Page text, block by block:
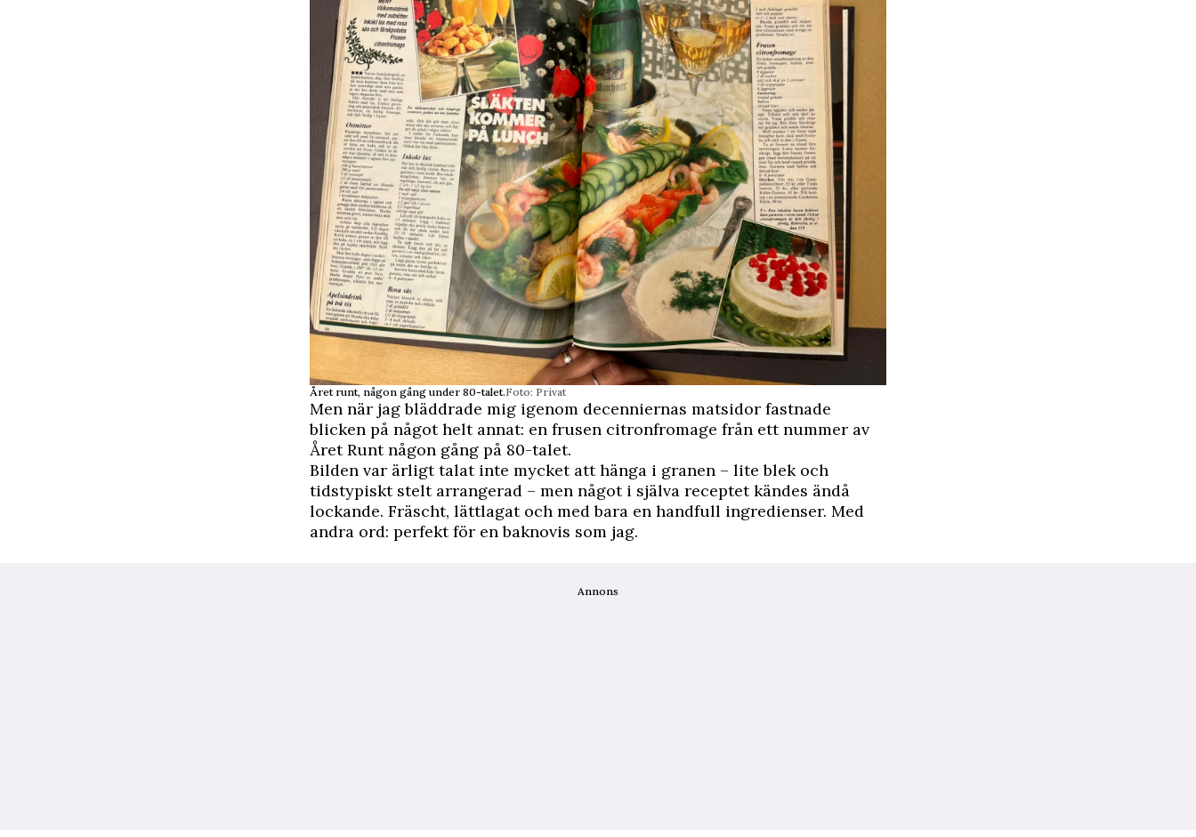
Året runt, någon gång under 80-talet.Foto: Privat
Men när jag bläddrade mig igenom decenniernas matsidor fastnade
blicken på något helt annat: en frusen citronfromage från ett nummer av
Året Runt någon gång på 80-talet.
Bilden var ärligt talat inte mycket att hänga i granen – lite blek och
tidstypiskt stelt arrangerad – men något i själva receptet kändes ändå
lockande. Fräscht, lättlagat och med bara en handfull ingredienser. Med
andra ord: perfekt för en baknovis som jag.
Annons